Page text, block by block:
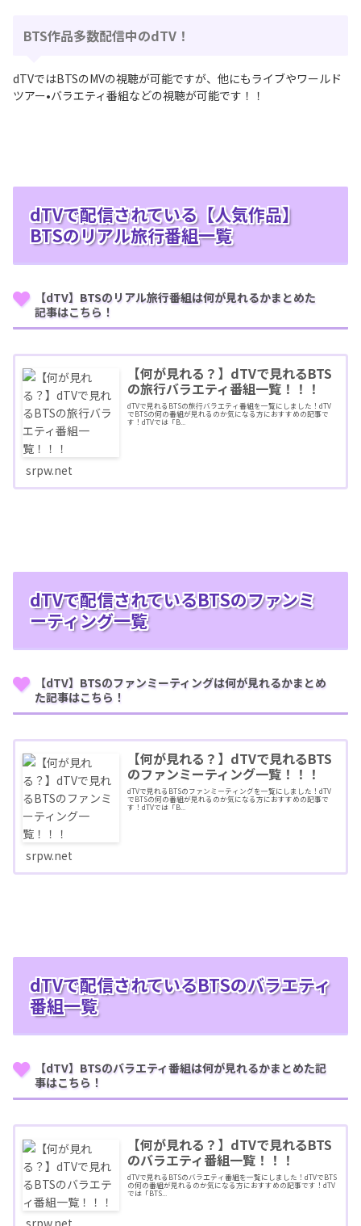
BTS作品多数配信中のdTV！
dTVではBTSのMVの視聴が可能ですが、他にもライブやワールド
ツアー•バラエティ番組などの視聴が可能です！！
dTVで配信されている【人気作品】
BTSのリアル旅行番組一覧
【dTV】BTSのリアル旅行番組は何が見れるかまとめた
記事はこちら！
【何が見れる？】dTVで見れるBTS
の旅行バラエティ番組一覧！！！
dTVで見れるBTSの旅行バラエティ番組を一覧にしました！dTV
でBTSの何の番組が見れるのか気になる方におすすめの記事で
す！dTVでは「B...
srpw.net
dTVで配信されているBTSのファンミ
ーティング一覧
【dTV】BTSのファンミーティングは何が見れるかまとめ
た記事はこちら！
【何が見れる？】dTVで見れるBTS
のファンミーティング一覧！！！
dTVで見れるBTSのファンミーティングを一覧にしました！dTV
でBTSの何の番組が見れるのか気になる方におすすめの記事で
す！dTVでは「B...
srpw.net
dTVで配信されているBTSのバラエティ
番組一覧
【dTV】BTSのバラエティ番組は何が見れるかまとめた記
事はこちら！
【何が見れる？】dTVで見れるBTS
のバラエティ番組一覧！！！
dTVで見れるBTSのバラエティ番組を一覧にしました！dTVでBTS
の何の番組が見れるのか気になる方におすすめの記事です！dTV
では「BTS...
srpw.net